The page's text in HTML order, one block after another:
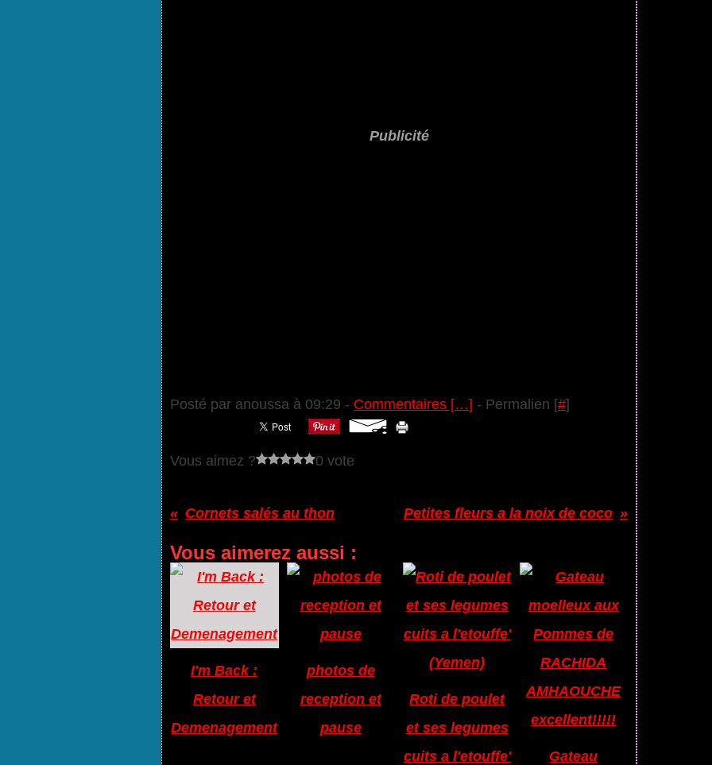
Publicité
Posté par anoussa à 09:29 - Commentaires […] - Permalien [#]
Vous aimez ? 0 vote
Cornets salés au thon Petites fleurs a la noix de coco
Vous aimerez aussi :
I'm Back :
Retour et
Demenagement
photos de
reception et
pause
Roti de poulet
et ses legumes
cuits a l'etouffe'
Gateau